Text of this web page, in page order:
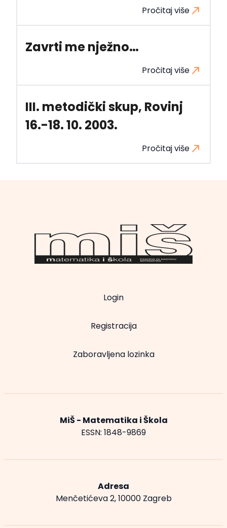
Pročitaj više
Zavrti me nježno…
Pročitaj više
III. metodički skup, Rovinj
16.-18. 10. 2003.
Pročitaj više
Login
Registracija
Zaboravljena lozinka
MiŠ - Matematika i Škola
ESSN: 1848-9869
Adresa
Menčetićeva 2, 10000 Zagreb